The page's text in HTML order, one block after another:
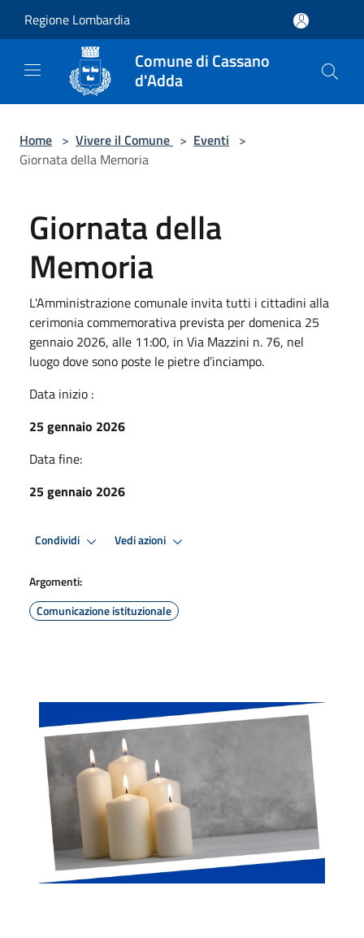
Regione Lombardia
Comune di Cassano
d'Adda
Home > Vivere il Comune > Eventi >
Giornata della Memoria
Giornata della
Memoria
L'Amministrazione comunale invita tutti i cittadini alla
cerimonia commemorativa prevista per domenica 25
gennaio 2026, alle 11:00, in Via Mazzini n. 76, nel
luogo dove sono poste le pietre d’inciampo.
Data inizio :
25 gennaio 2026
Data fine:
25 gennaio 2026
Condividi Vedi azioni
Argomenti:
Comunicazione istituzionale